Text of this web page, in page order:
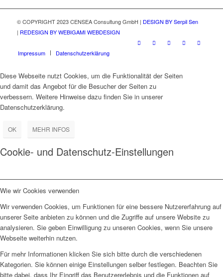
© COPYRIGHT 2023 CENSEA Consultung GmbH | DESIGN BY Serpil Sen
| REDESIGN BY WEBIGAMI WEBDESIGN
Impressum Datenschutzerklärung
Diese Webseite nutzt Cookies, um die Funktionalität der Seiten
und damit das Angebot für die Besucher der Seiten zu
verbessern. Weitere Hinweise dazu finden Sie in unserer
Datenschutzerklärung.
OK MEHR INFOS
Cookie- und Datenschutz-Einstellungen
Wie wir Cookies verwenden
Wir verwenden Cookies, um Funktionen für eine bessere Nutzererfahrung auf
unserer Seite anbieten zu können und die Zugriffe auf unsere Website zu
analysieren. Sie geben Einwilligung zu unseren Cookies, wenn Sie unsere
Webseite weiterhin nutzen.
Für mehr Informationen klicken Sie sich bitte durch die verschiedenen
Kategorien. Sie können einige Einstellungen selber festlegen. Beachten Sie
bitte dabei, dass Ihr Eingriff das Benutzererlebnis und die Funktionen auf